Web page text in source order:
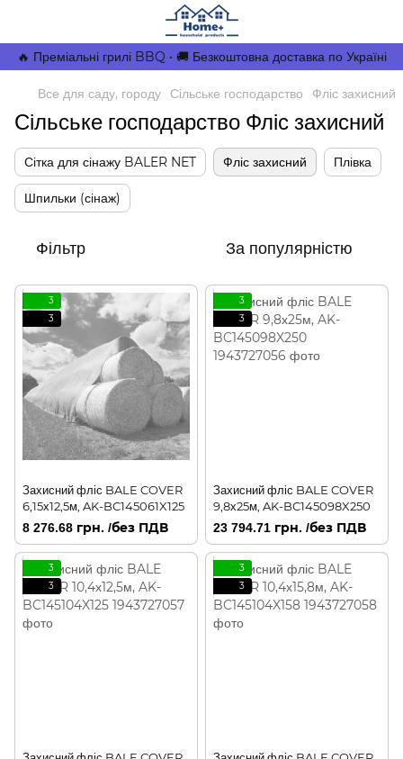
🔥 Преміальні грилі BBQ • 🚚 Безкоштовна доставка по Україні
Все для саду, городу Сільське господарство Фліс захисний
Сільське господарство Фліс захисний
Сітка для сінажу BALER NET Фліс захисний Плівка
Шпильки (сінаж)
Фільтр За популярністю
3
3
Захисний фліс BALE COVER
6,15х12,5м, AK-BC145061X125
8 276.68 грн. /без ПДВ
3
3
Захисний фліс BALE COVER
9,8х25м, AK-BC145098X250
23 794.71 грн. /без ПДВ
3
3
3
3